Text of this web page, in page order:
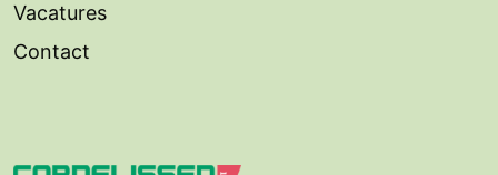
Vacatures
Contact